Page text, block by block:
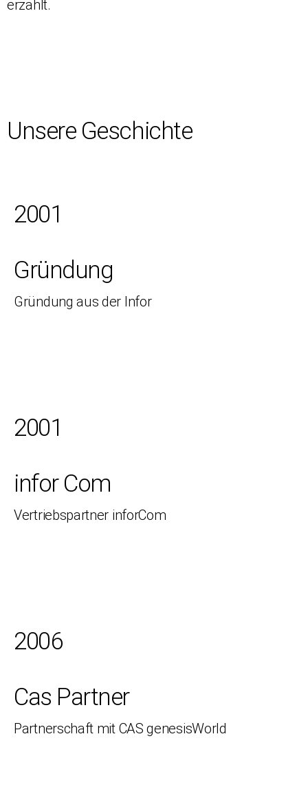
erzählt.
Unsere Geschichte
2001
Gründung
Gründung aus der Infor
2001
infor Com
Vertriebspartner inforCom
2006
Cas Partner
Partnerschaft mit CAS genesisWorld